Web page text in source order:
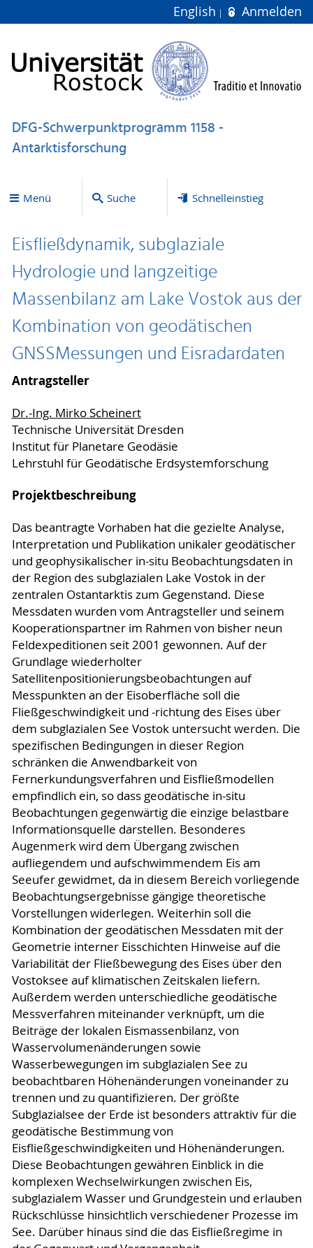
English Anmelden
DFG-Schwerpunktprogramm 1158 -
Antarktisforschung
Menü Suche Schnelleinstieg
Eisfließdynamik, subglaziale
Hydrologie und langzeitige
Massenbilanz am Lake Vostok aus der
Kombination von geodätischen
GNSSMessungen und Eisradardaten
Antragsteller
Dr.-Ing. Mirko Scheinert
Technische Universität Dresden
Institut für Planetare Geodäsie
Lehrstuhl für Geodätische Erdsystemforschung
Projektbeschreibung
Das beantragte Vorhaben hat die gezielte Analyse,
Interpretation und Publikation unikaler geodätischer
und geophysikalischer in-situ Beobachtungsdaten in
der Region des subglazialen Lake Vostok in der
zentralen Ostantarktis zum Gegenstand. Diese
Messdaten wurden vom Antragsteller und seinem
Kooperationspartner im Rahmen von bisher neun
Feldexpeditionen seit 2001 gewonnen. Auf der
Grundlage wiederholter
Satellitenpositionierungsbeobachtungen auf
Messpunkten an der Eisoberfläche soll die
Fließgeschwindigkeit und -richtung des Eises über
dem subglazialen See Vostok untersucht werden. Die
spezifischen Bedingungen in dieser Region
schränken die Anwendbarkeit von
Fernerkundungsverfahren und Eisfließmodellen
empfindlich ein, so dass geodätische in-situ
Beobachtungen gegenwärtig die einzige belastbare
Informationsquelle darstellen. Besonderes
Augenmerk wird dem Übergang zwischen
aufliegendem und aufschwimmendem Eis am
Seeufer gewidmet, da in diesem Bereich vorliegende
Beobachtungsergebnisse gängige theoretische
Vorstellungen widerlegen. Weiterhin soll die
Kombination der geodätischen Messdaten mit der
Geometrie interner Eisschichten Hinweise auf die
Variabilität der Fließbewegung des Eises über den
Vostoksee auf klimatischen Zeitskalen liefern.
Außerdem werden unterschiedliche geodätische
Messverfahren miteinander verknüpft, um die
Beiträge der lokalen Eismassenbilanz, von
Wasservolumenänderungen sowie
Wasserbewegungen im subglazialen See zu
beobachtbaren Höhenänderungen voneinander zu
trennen und zu quantifizieren. Der größte
Subglazialsee der Erde ist besonders attraktiv für die
geodätische Bestimmung von
Eisfließgeschwindigkeiten und Höhenänderungen.
Diese Beobachtungen gewähren Einblick in die
komplexen Wechselwirkungen zwischen Eis,
subglazialem Wasser und Grundgestein und erlauben
Rückschlüsse hinsichtlich verschiedener Prozesse im
See. Darüber hinaus sind die das Eisfließregime in